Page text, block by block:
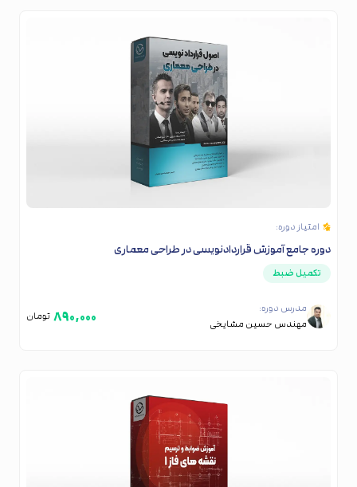
امتیاز دوره:
دوره جامع آموزش قراردادنویسی در طراحی معماری
تکمیل ضبط
مدرس دوره:
مهندس حسین مشایخی
۸۹۰,۰۰۰ تومان